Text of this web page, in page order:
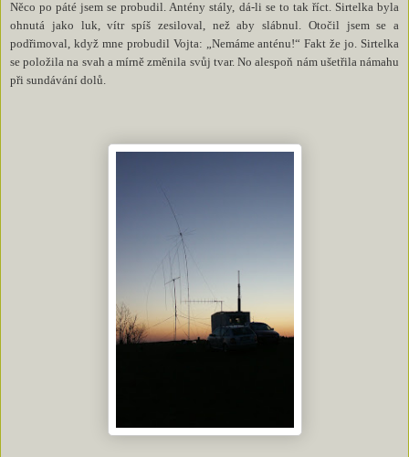
Něco po páté jsem se probudil. Antény stály, dá-li se to tak říct. Sirtelka byla
ohnutá jako luk, vítr spíš zesiloval, než aby slábnul. Otočil jsem se a
podřimoval, když mne probudil Vojta: „Nemáme anténu!“ Fakt že jo. Sirtelka
se položila na svah a mírně změnila svůj tvar. No alespoň nám ušetřila námahu
při sundávání dolů.